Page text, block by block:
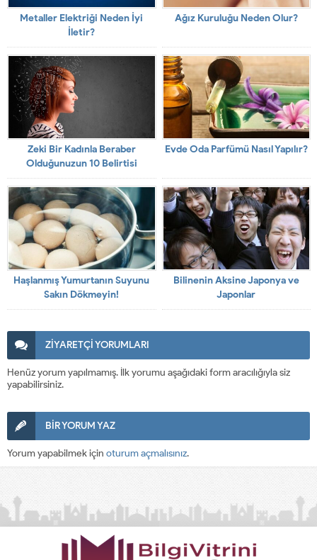
Metaller Elektriği Neden İyi
İletir?
Ağız Kuruluğu Neden Olur?
Zeki Bir Kadınla Beraber
Olduğunuzun 10 Belirtisi
Evde Oda Parfümü Nasıl Yapılır?
Haşlanmış Yumurtanın Suyunu
Sakın Dökmeyin!
Bilinenin Aksine Japonya ve
Japonlar
ZİYARETÇİ YORUMLARI
Henüz yorum yapılmamış. İlk yorumu aşağıdaki form aracılığıyla siz
yapabilirsiniz.
BİR YORUM YAZ
Yorum yapabilmek için oturum açmalısınız.